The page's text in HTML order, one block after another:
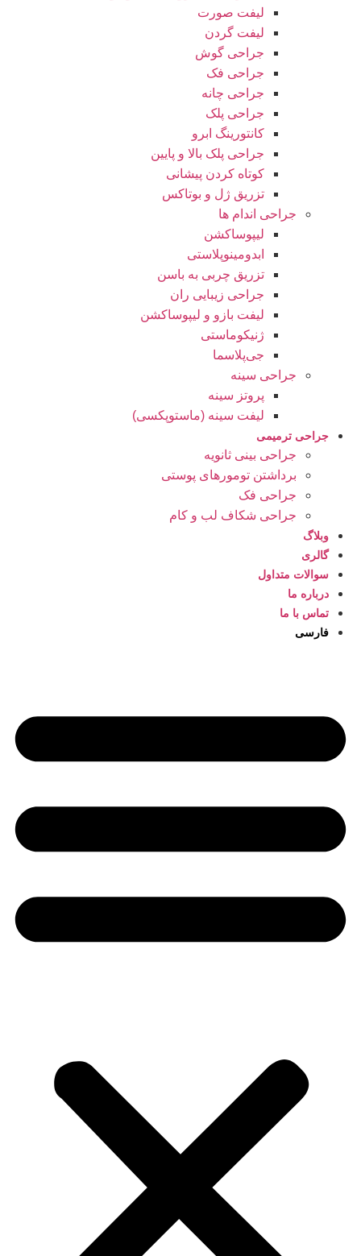
لیفت صورت
لیفت گردن
جراحی گوش
جراحی فک
جراحی چانه
جراحی پلک
کانتورینگ ابرو
جراحی پلک بالا و پایین
کوتاه کردن پیشانی
تزریق ژل و بوتاکس
جراحی اندام ها
لیپوساکشن
ابدومینوپلاستی
تزریق چربی به باسن
جراحی زیبایی ران
لیفت بازو و لیپوساکشن
ژنیکوماستی
جی‌پلاسما
جراحی سینه
پروتز سینه
لیفت سینه (ماستوپکسی)
جراحی ترمیمی
جراحی بینی ثانویه
برداشتن تومورهای پوستی
جراحی فک
جراحی شکاف لب و کام
وبلاگ
گالری
سوالات متداول
درباره ما
تماس با ما
فارسی